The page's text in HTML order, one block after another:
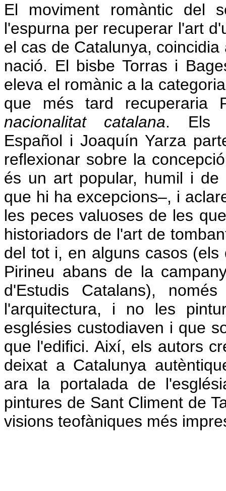
El moviment romàntic del
l'espurna per recuperar l'art
el cas de Catalunya,
nació. El bisbe Torras i
eleva el romànic a la
que més tard
nacionalitat catalana. Els
Español i Joaquín Yarza
reflexionar sobre la
és un art popular, humil i de
que hi ha excepcions–, i
les peces valuoses de les
historiadors de l'art de
del tot i, en alguns casos
Pirineu abans de la
d'Estudis Catalans),
l'arquitectura, i no les
esglésies custodiaven i que
que l'edifici. Així, els autors
deixat a Catalunya
ara la portalada de
pintures de Sant Climent de
visions teofàniques més